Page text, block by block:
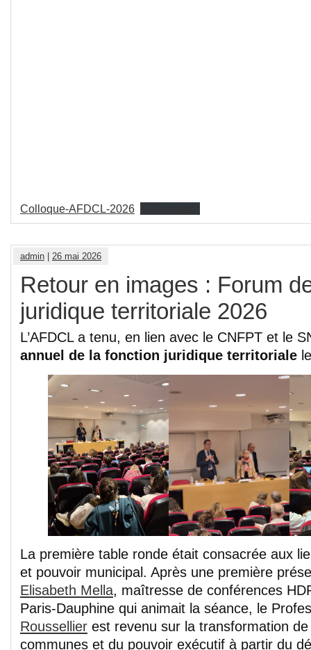
Colloque-AFDCL-2026
admin 26 mai 2026
Retour en images : Forum
juridique territoriale 2026
L’AFDCL a tenu, en lien avec le CNFPT et le
annuel de la fonction juridique territoriale
La première table ronde était consacrée aux
et pouvoir municipal. Après une première
Elisabeth Mella, maîtresse de conférences
Paris-Dauphine qui animait la séance, le
Roussellier est revenu sur la transformation de
communes et du pouvoir exécutif à partir du